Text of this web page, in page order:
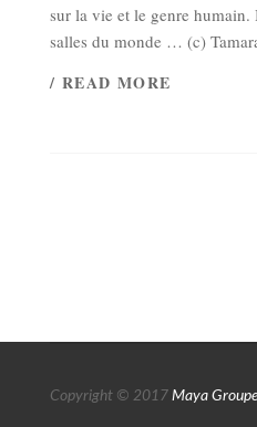
sur la vie et le genre humain.
salles du monde … (c)
/ READ MORE
Copyright © 2017 Maya Groupe